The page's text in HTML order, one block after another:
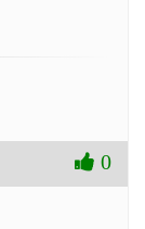
0